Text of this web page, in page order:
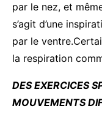
par le nez, et
s’agit d’une
par le
la respiration
DES EXERCICES
MOUVEMENTS